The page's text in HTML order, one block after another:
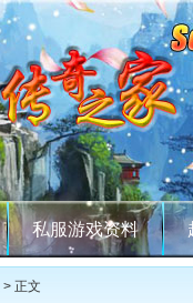
私服游戏资料
> 正文